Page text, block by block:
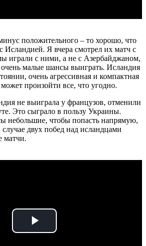
положительного – то хорошо, что
Исландией. Я вчера смотрел их матч с
играли с ними, а не с Азербайджаном,
малые шансы выиграть. Исландия
очень агрессивная и компактная
произойти все, что угодно.
не выиграла у французов, отменили
Это сыграло в пользу Украины.
небольшие, чтобы попасть напрямую,
двух побед над исландцами
матчи.
Play